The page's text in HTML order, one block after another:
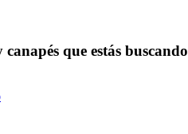
canapés que estás buscando